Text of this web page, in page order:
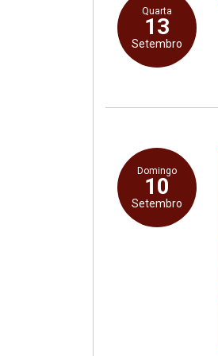
Quarta
13
Setembro
Domingo
10
Setembro